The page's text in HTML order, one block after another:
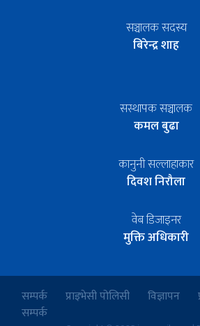
सञ्चालक सदस्य
बिरेन्द्र शाह
सस्थापक सञ्चालक
कमल बुढा
कानुनी सल्लाहाकार
दिवश निरौला
वेब डिजाइनर
मुक्ति अधिकारी
सम्पर्क प्राइभेसी पोलिसी विज्ञापन
सम्पर्क